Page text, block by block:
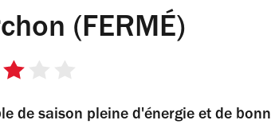
(FERMÉ)
3
5de saison pleine d'énergie et de